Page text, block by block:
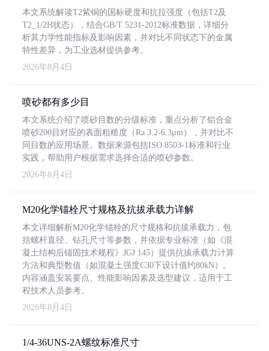
本文系统解读T2紫铜的国标硬度和抗拉强度（包括T2及
T2_1/2H状态），结合GB/T 5231-2012标准数据，详细分
析其力学性能指标及影响因素，并对比不同状态下的金属
特性差异，为工业选材提供参考。
2026年8月4日
喷砂都有多少目
本文系统介绍了喷砂目数的分级标准，重点分析了铝合金
喷砂200目对应的表面粗糙度（Ra 3.2-6.3μm），并对比不
同目数的应用场景。数据来源包括ISO 8503-1标准和行业
实践，帮助用户根据需求选择合适的喷砂参数。
2026年8月4日
M20化学锚栓尺寸规格及抗拔承载力详解
本文详细解析M20化学锚栓的尺寸规格和抗拔承载力，包
括螺杆直径、钻孔尺寸等参数，并依据专业标准（如《混
凝土结构后锚固技术规程》JGJ 145）提供抗拔承载力计算
方法和典型数值（如混凝土强度C30下设计值约80kN）。
内容涵盖安装要点、性能影响因素及选型建议，适用于工
程技术人员参考。
2026年8月4日
1/4-36UNS-2A螺纹标准尺寸